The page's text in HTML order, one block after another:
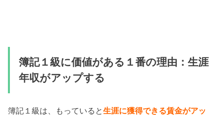
簿記１級に価値がある１番の理由：生涯
年収がアップする
簿記１級は、もっていると生涯に獲得できる賃金がアッ